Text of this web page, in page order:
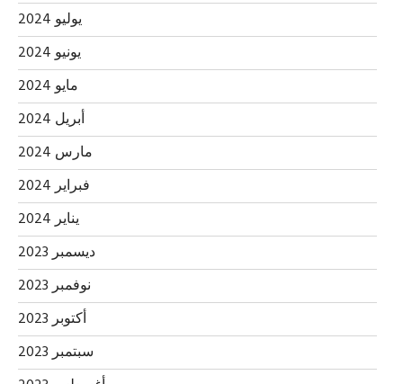
يوليو 2024
يونيو 2024
مايو 2024
أبريل 2024
مارس 2024
فبراير 2024
يناير 2024
ديسمبر 2023
نوفمبر 2023
أكتوبر 2023
سبتمبر 2023